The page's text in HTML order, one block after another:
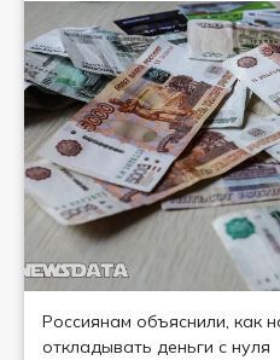
Россиянам объяснили, как
откладывать деньги с нуля